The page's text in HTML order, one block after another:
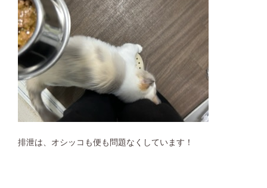
排泄は、オシッコも便も問題なくしています！